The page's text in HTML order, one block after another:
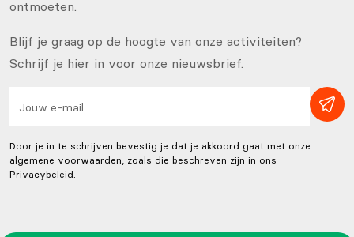
ontmoeten.
Blijf je graag op de hoogte van onze activiteiten?
Schrijf je hier in voor onze nieuwsbrief.
Door je in te schrijven bevestig je dat je akkoord gaat met onze
algemene voorwaarden, zoals die beschreven zijn in ons
Privacybeleid.